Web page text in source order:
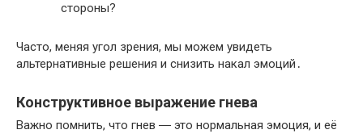
стороны?​
Часто, меняя угол зрения, мы можем увидеть
альтернативные решения и снизить накал эмоций․
Конструктивное выражение гнева
Важно помнить, что гнев ― это нормальная эмоция, и её